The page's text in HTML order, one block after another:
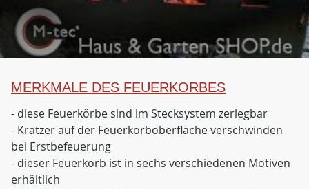
MERKMALE DES FEUERKORBES
- diese Feuerkörbe sind im Stecksystem zerlegbar
- Kratzer auf der Feuerkorboberfläche verschwinden
bei Erstbefeuerung
- dieser Feuerkorb ist in sechs verschiedenen Motiven
erhältlich